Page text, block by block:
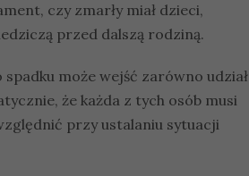
czy zmarły miał dzieci,
przed dalszą rodziną.
może wejść zarówno udział
że każda z tych osób musi
przy ustalaniu sytuacji